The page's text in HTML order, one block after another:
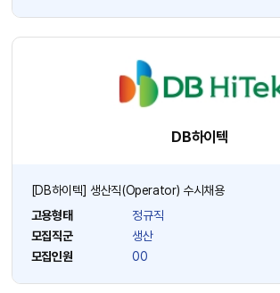
DB하이텍
[DB하이텍] 생산직(Operator) 수시채용
고용형태
정규직
모집직군
생산
모집인원
00